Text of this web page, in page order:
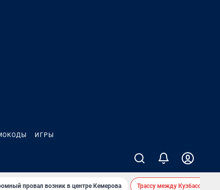
ИГРЫ
провал возник в центре Кемерова Трассу между Кузбассом и